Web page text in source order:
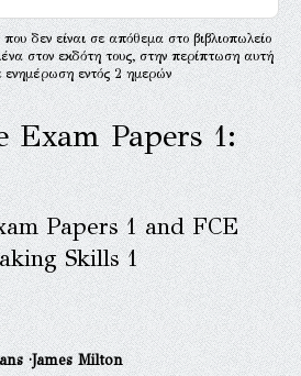
δεν είναι σε απόθεμα στο βιβλιοπωλείο
στον εκδότη τους, στην περίπτωση αυτή
ενημέρωση εντός 2 ημερών
Exam Papers 1:
Papers 1 and FCE
Skills 1
·James Milton